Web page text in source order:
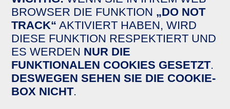
BROWSER DIE FUNKTION „DO NOT
TRACK“ AKTIVIERT HABEN, WIRD
DIESE FUNKTION RESPEKTIERT UND
ES WERDEN NUR DIE
FUNKTIONALEN COOKIES GESETZT.
DESWEGEN SEHEN SIE DIE COOKIE-
BOX NICHT.